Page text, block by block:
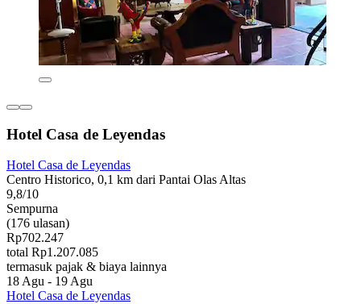
Hotel Casa de Leyendas
Hotel Casa de Leyendas
Centro Historico, 0,1 km dari Pantai Olas Altas
9,8/10
Sempurna
(176 ulasan)
Rp702.247
total Rp1.207.085
termasuk pajak & biaya lainnya
18 Agu - 19 Agu
Hotel Casa de Leyendas